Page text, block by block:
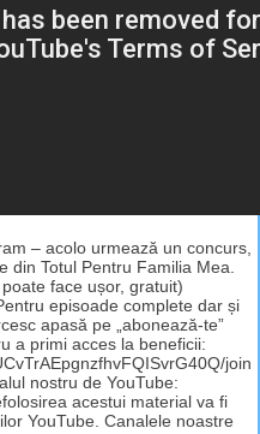
– acolo urmează un concurs,
din Totul Pentru Familia Mea.
face ușor, gratuit)
episoade complete dar și
apasă pe „abonează-te”
a primi acces la beneficii:
join
nostru de YouTube:
acestui material va fi
YouTube. Canalele noastre